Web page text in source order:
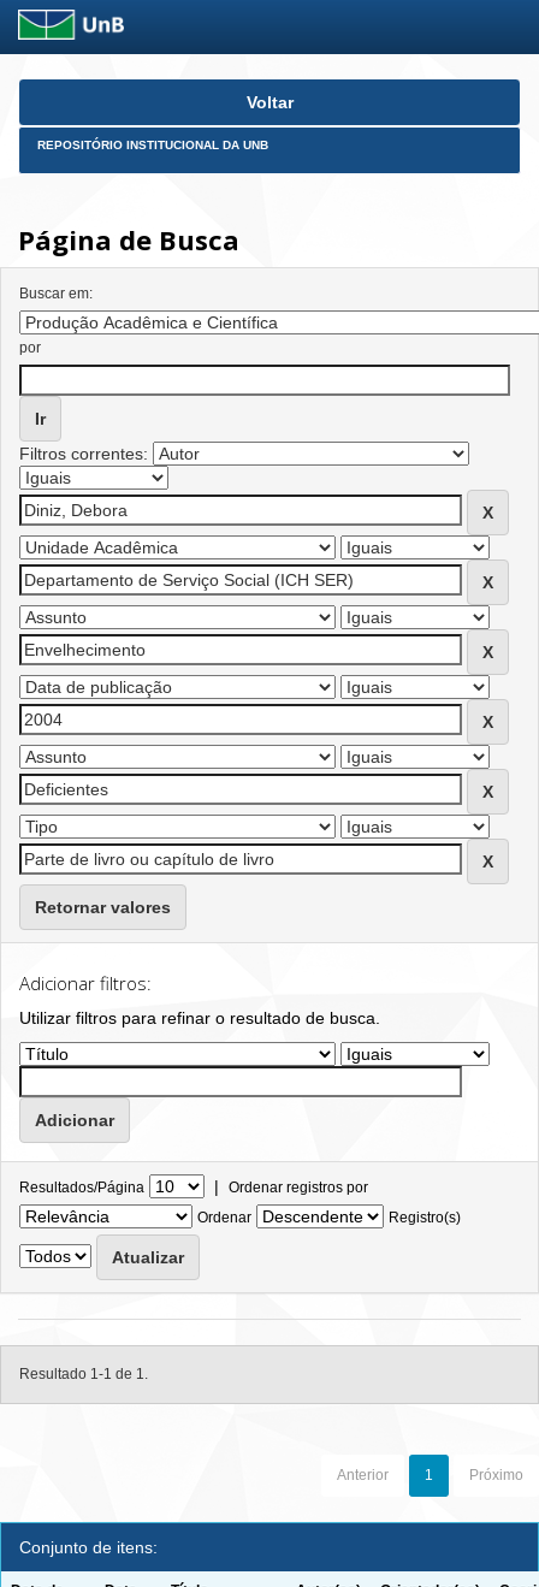
Skip
Voltar
REPOSITÓRIO INSTITUCIONAL DA UNB
Página de Busca
Buscar em:
por
Filtros correntes:
Retornar valores
Adicionar filtros:
Utilizar filtros para refinar o resultado de busca.
Resultados/Página | Ordenar registros por
Ordenar
Registro(s)
Resultado 1-1 de 1.
Anterior 1 Próximo
Conjunto de itens: